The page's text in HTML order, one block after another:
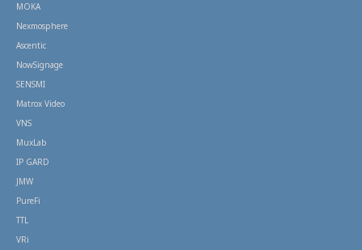
MOKA
Nexmosphere
Ascentic
NowSignage
SENSMI
Matrox Video
VNS
MuxLab
IP GARD
JMW
PureFi
TTL
VRi